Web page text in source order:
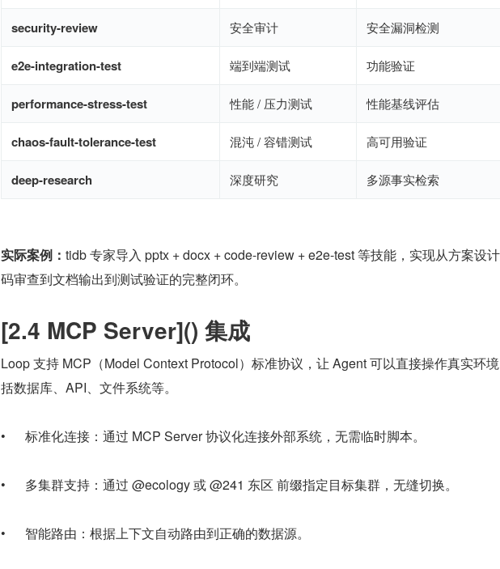
security-review 安全审计 安全漏洞检测
e2e-integration-test 端到端测试 功能验证
performance-stress-test 性能 / 压力测试 性能基线评估
chaos-fault-tolerance-test 混沌 / 容错测试 高可用验证
deep-research 深度研究 多源事实检索
实际案例： tidb 专家导入 pptx + docx + code-review + e2e-test 等技能，实现从方案设
码审查到文档输出到测试验证的完整闭环。
[2.4 MCP Server]() 集成
Loop 支持 MCP（Model Context Protocol）标准协议，让 Agent 可以直接操作真实环
括数据库、API、文件系统等。
•      标准化连接：通过 MCP Server 协议化连接外部系统，无需临时脚本。
•      多集群支持：通过 @ecology 或 @241 东区 前缀指定目标集群，无缝切换。
•      智能路由：根据上下文自动路由到正确的数据源。